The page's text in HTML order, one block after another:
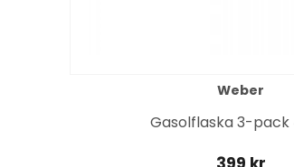
Weber
Gasolflaska 3-